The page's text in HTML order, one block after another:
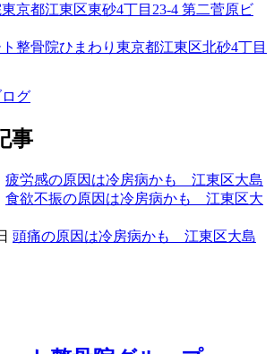
東京都江東区東砂4丁目23-4 第二菅原ビ
整骨院ひまわり 東京都江東区北砂4丁目
事
疲労感の原因は冷房病かも 江東区大島
食欲不振の原因は冷房病かも 江東区大
頭痛の原因は冷房病かも 江東区大島